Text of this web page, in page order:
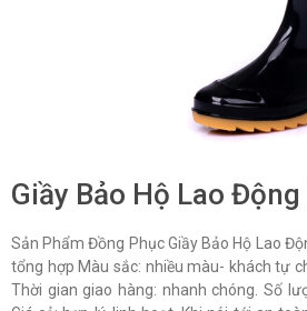
Giầy Bảo Hộ Lao
Sản Phẩm Đồng Phục Giầy Bảo Hộ Lao
tổng hợp Màu sắc: nhiều màu- khách tự
Thời gian giao hàng: nhanh chóng. Số